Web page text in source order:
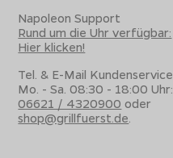
Napoleon Support
Rund um die Uhr verfügbar:
Hier klicken!
Tel. & E-Mail Kundenservice
Mo. - Sa. 08:30 - 18:00 Uhr:
06621 / 4320900 oder
shop@grillfuerst.de.